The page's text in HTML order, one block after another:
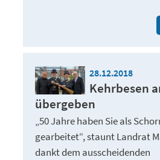
28.12.2018
Kehrbesen
übergeben
„50 Jahre haben Sie als
gearbeitet“, staunt Landrat
dankt dem ausscheidenden